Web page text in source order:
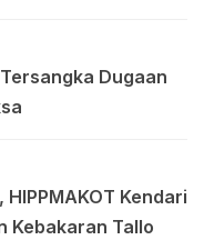
Dugaan
Kendari
Kebakaran Tallo